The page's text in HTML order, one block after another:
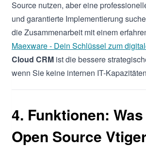
Source nutzen, aber eine
und garantierte Implementierung
die Zusammenarbeit mit einem
Maexware - Dein Schlüssel zum
Cloud CRM ist die bessere
wenn Sie keine internen IT-
4. Funktionen:
Open Source